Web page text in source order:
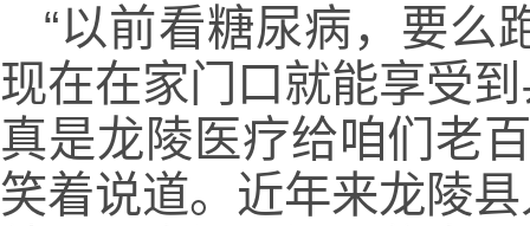
“以前看糖尿病，要么
现在在家门口就能享受
真是龙陵医疗给咱们老
笑着说道。近年来龙陵